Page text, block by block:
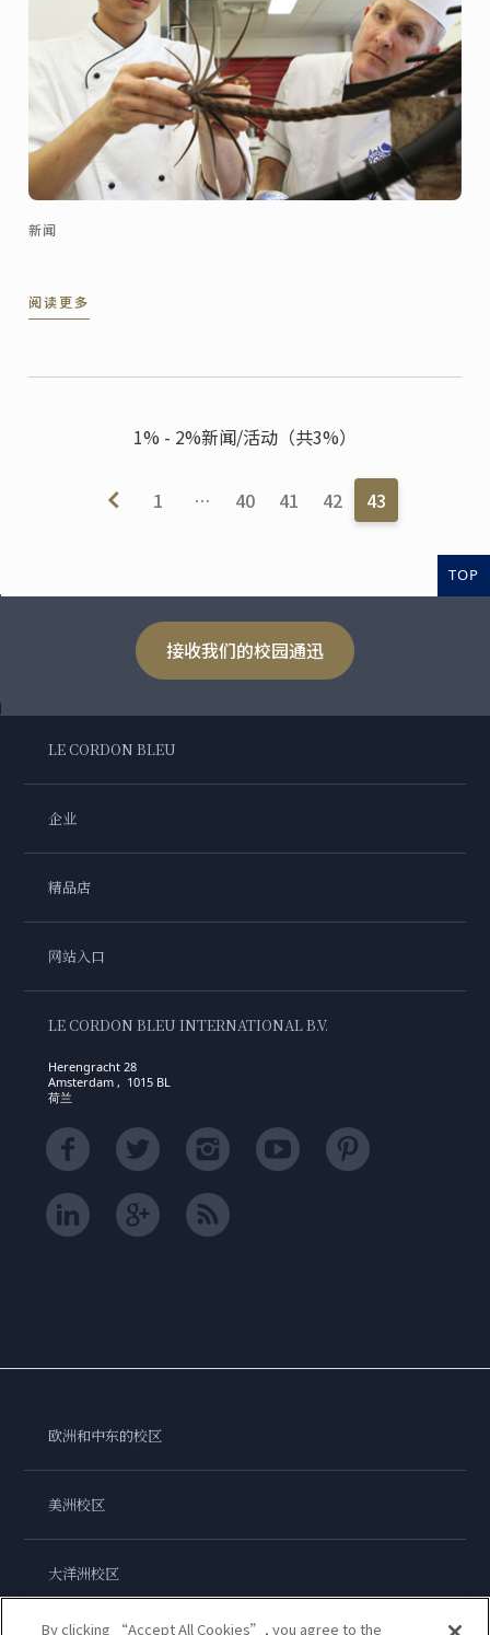
新闻
阅读更多
1% - 2%新闻/活动（共3%）
1 … 40 41 42 43
TOP
接收我们的校园通迅
LE CORDON BLEU
企业
精品店
网站入口
LE CORDON BLEU INTERNATIONAL B.V.
Herengracht 28
Amsterdam , 1015 BL
荷兰
欧洲和中东的校区
美洲校区
大洋洲校区
By clicking “Accept All Cookies”, you agree to the